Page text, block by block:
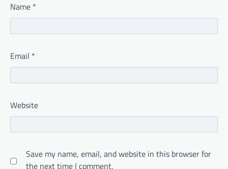
Name *
Email *
Website
Save my name, email, and website in this browser for
the next time I comment.